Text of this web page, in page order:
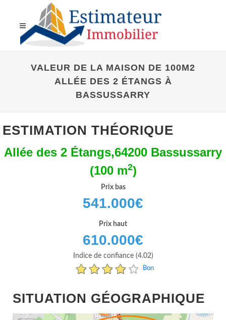
VALEUR DE LA MAISON DE 100M2
ALLÉE DES 2 ÉTANGS À
BASSUSSARRY
ESTIMATION THÉORIQUE
Allée des 2 Étangs,64200 Bassussarry
(100 m2)
Prix bas
541.000€
Prix haut
610.000€
Indice de confiance (4.02)
Bon
SITUATION GÉOGRAPHIQUE